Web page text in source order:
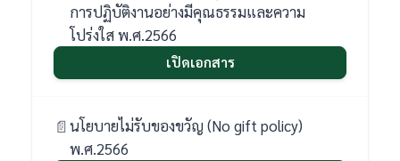
การปฏิบัติงานอย่างมีคุณธรรมและความ
โปร่งใส พ.ศ.2566
เปิดเอกสาร
นโยบายไม่รับของขวัญ (No gift policy)
พ.ศ.2566